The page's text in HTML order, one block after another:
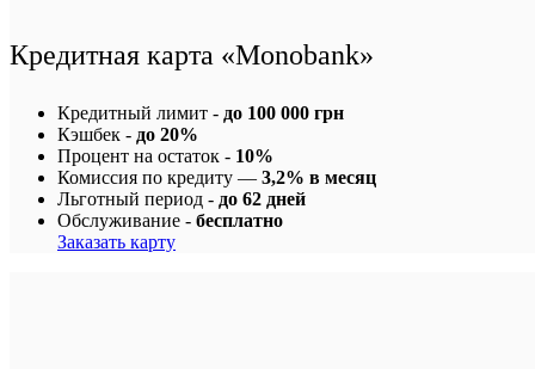
Кредитная карта «Monobank»
Кредитный лимит - до 100 000 грн
Кэшбек - до 20%
Процент на остаток - 10%
Комиссия по кредиту — 3,2% в месяц
Льготный период - до 62 дней
Обслуживание - бесплатно
Заказать карту